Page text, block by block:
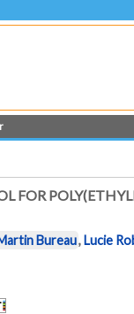
Bureau,Lucie